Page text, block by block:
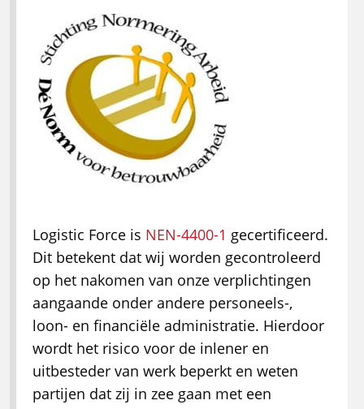
Logistic Force is NEN-4400-1 gecertificeerd.
Dit betekent dat wij worden gecontroleerd
op het nakomen van onze verplichtingen
aangaande onder andere personeels-,
loon- en financiële administratie. Hierdoor
wordt het risico voor de inlener en
uitbesteder van werk beperkt en weten
partijen dat zij in zee gaan met een